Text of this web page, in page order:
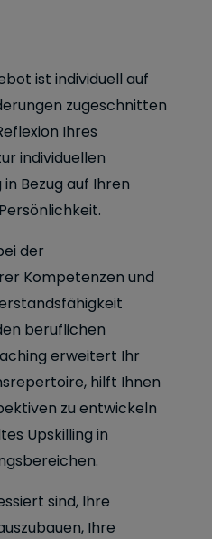
ist individuell auf
zugeschnitten
Ihres
individuellen
Bezug auf Ihren
der
Kompetenzen und
beruflichen
erweitert Ihr
hilft Ihnen
zu entwickeln
Upskilling in
sind, Ihre
Ihre